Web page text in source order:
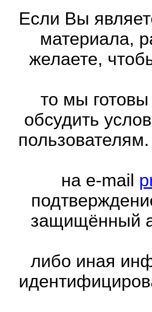
Если Вы
материала,
желаете,
то мы
обсудить
на e-mail
защищённый
либо иная